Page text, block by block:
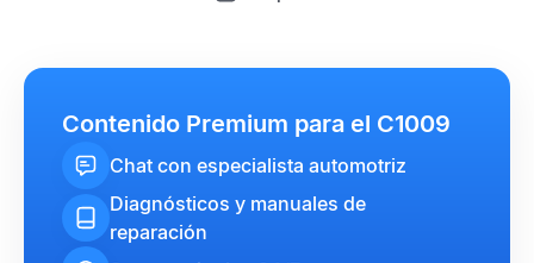
Contenido Premium para el C1009
Chat con especialista automotriz
Diagnósticos y manuales de
reparación